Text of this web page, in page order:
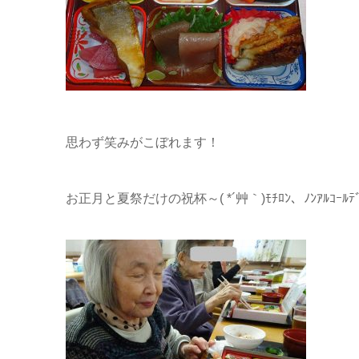
思わず笑みがこぼれます！
お正月と夏祭だけの祝杯～( *´艸｀)ﾓﾁﾛﾝ、ﾉﾝｱﾙｺｰﾙﾃ